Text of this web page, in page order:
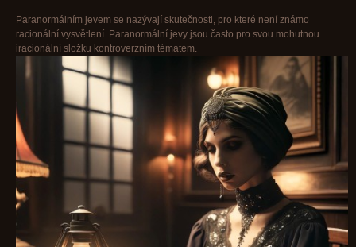
Paranormálním jevem se nazývají skutečnosti, pro které není známo
racionální vysvětlení. Paranormální jevy jsou často pro svou mohutnou
iracionální složku kontroverzním tématem.